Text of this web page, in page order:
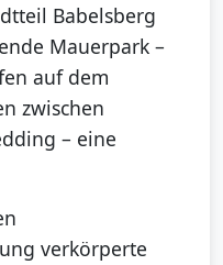
Babelsberg
Mauerpark –
auf dem
zwischen
– eine
verkörperte